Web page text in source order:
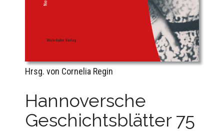
Hrsg. von Cornelia Regin
Hannoversche
Geschichtsblätter 75